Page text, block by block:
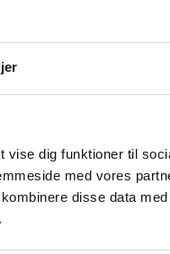
dig funktioner til
med vores
disse data
på dit
af Indbo Møblers
til eksklusive
her